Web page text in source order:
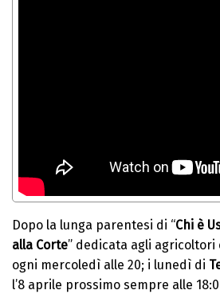
Dopo la lunga parentesi di “Chi è
alla Corte” dedicata agli agricoltori
ogni mercoledì alle 20; i lunedì di
l’8 aprile prossimo sempre alle